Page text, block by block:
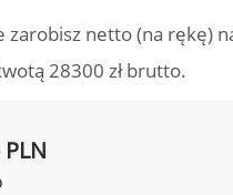
zarobisz netto (na rękę)
28300 zł brutto.